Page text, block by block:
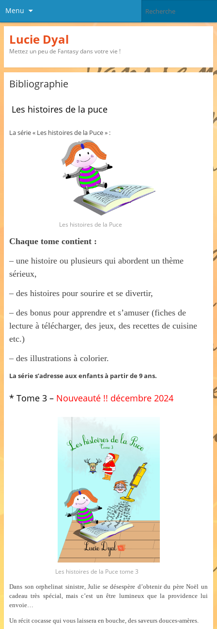
Menu
Lucie Dyal
Mettez un peu de Fantasy dans votre vie !
Bibliographie
Les histoires de la puce
La série « Les histoires de la Puce » :
Les histoires de la Puce
Chaque tome contient :
– une histoire ou plusieurs qui abordent un thème
sérieux,
– des histoires pour sourire et se divertir,
– des bonus pour apprendre et s’amuser (fiches de
lecture à télécharger, des jeux, des recettes de cuisine
etc.)
– des illustrations à colorier.
La série s’adresse aux enfants à partir de 9 ans.
* Tome 3 – Nouveauté !! décembre 2024
Les histoires de la Puce tome 3
Dans son orphelinat sinistre, Julie se désespère d’obtenir du père Noël un
cadeau très spécial, mais c’est un être lumineux que la providence lui
envoie…
Un récit cocasse qui vous laissera en bouche, des saveurs douces-amères.